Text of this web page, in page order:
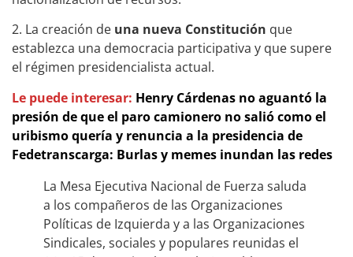
2. La creación de una nueva Constitución que
establezca una democracia participativa y que supere
el régimen presidencialista actual.
Le puede interesar: Henry Cárdenas no aguantó la
presión de que el paro camionero no salió como el
uribismo quería y renuncia a la presidencia de
Fedetranscarga: Burlas y memes inundan las redes
La Mesa Ejecutiva Nacional de Fuerza saluda
a los compañeros de las Organizaciones
Políticas de Izquierda y a las Organizaciones
Sindicales, sociales y populares reunidas el